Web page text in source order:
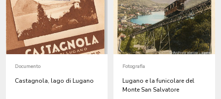
Documento
Castagnola, lago di Lugano
Fotografia
Lugano e la funicolare del
Monte San Salvatore